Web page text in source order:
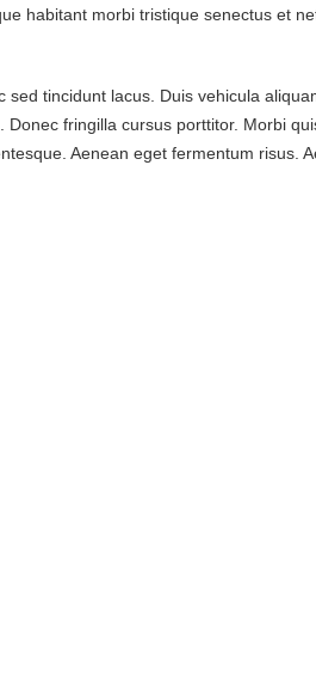
habitant morbi tristique senectus et
sed tincidunt lacus. Duis vehicula
Donec fringilla cursus porttitor. Morbi
Aenean eget fermentum risus.